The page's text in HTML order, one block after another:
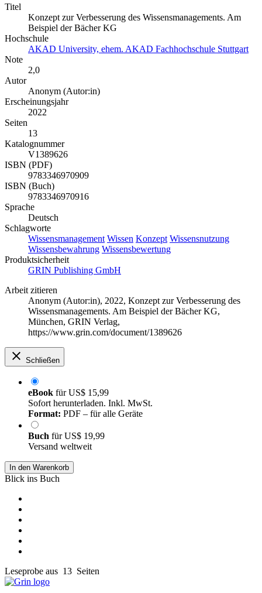
Titel
Konzept zur Verbesserung des Wissensmanagements. Am
Beispiel der Bächer KG
Hochschule
AKAD University, ehem. AKAD Fachhochschule Stuttgart
Note
2,0
Autor
Anonym (Autor:in)
Erscheinungsjahr
2022
Seiten
13
Katalognummer
V1389626
ISBN (PDF)
9783346970909
ISBN (Buch)
9783346970916
Sprache
Deutsch
Schlagworte
Wissensmanagement Wissen Konzept Wissensnutzung
Wissensbewahrung Wissensbewertung
Produktsicherheit
GRIN Publishing GmbH
Arbeit zitieren
Anonym (Autor:in), 2022, Konzept zur Verbesserung des
Wissensmanagements. Am Beispiel der Bächer KG,
München, GRIN Verlag,
https://www.grin.com/document/1389626
Schließen
eBook fürUS$ 15,99
Sofort herunterladen. Inkl. MwSt.
Format: PDF – für alle Geräte
Buch fürUS$ 19,99
Versand weltweit
In den Warenkorb
Blick ins Buch
Leseprobe aus 13 Seiten